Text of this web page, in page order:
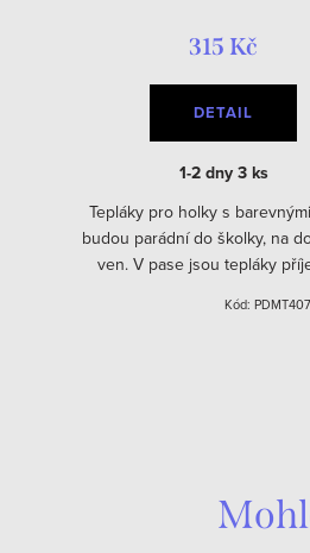
315 Kč
DETAIL
1-2 dny 3 ks
Tepláky pro holky s
budou parádní do školky, na
ven. V pase jsou tepláky
pružných manžet.
Kód: